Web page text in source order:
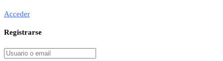
Acceder
Registrarse